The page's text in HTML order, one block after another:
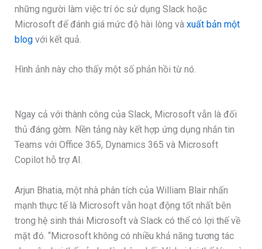
những người làm việc trí óc sử dụng Slack hoặc
Microsoft để đánh giá mức độ hài lòng và xuất bản một
blog với kết quả.
Hình ảnh này cho thấy một số phản hồi từ nó.
Ngay cả với thành công của Slack, Microsoft vẫn là đối
thủ đáng gờm. Nền tảng này kết hợp ứng dụng nhắn tin
Teams với Office 365, Dynamics 365 và Microsoft
Copilot hỗ trợ AI.
Arjun Bhatia, một nhà phân tích của William Blair nhấn
mạnh thực tế là Microsoft vẫn hoạt động tốt nhất bên
trong hệ sinh thái Microsoft và Slack có thể có lợi thế về
mặt đó. “Microsoft không có nhiều khả năng tương tác